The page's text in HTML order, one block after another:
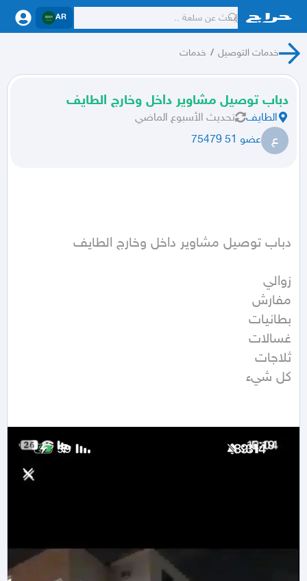
AR
خدمات التوصيل / خدمات
دباب توصيل مشاوير داخل وخارج الطايف
الطايف تحديث الأسبوع الماضي
ع عضو 51 75479
كل شيء